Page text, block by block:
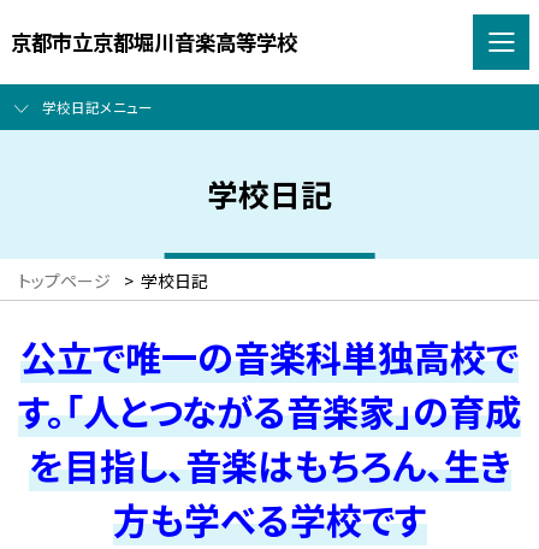
京都市立京都堀川音楽高等学校
学校日記メニュー
学校日記
トップページ > 学校日記
公立で唯一の音楽科単独高校で
す。「人とつながる音楽家」の育成
を目指し、音楽はもちろん、生き
方も学べる学校です